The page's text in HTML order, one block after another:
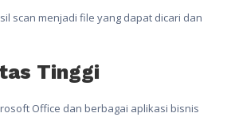
scan menjadi file yang dapat dicari dan
Tinggi
Office dan berbagai aplikasi bisnis